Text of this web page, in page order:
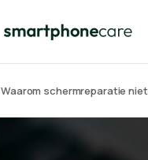
Waarom schermreparatie